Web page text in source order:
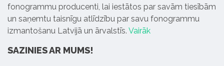
fonogrammu producenti, lai iestātos par savām tiesībām
un saņemtu taisnīgu atlīdzību par savu fonogrammu
izmantošanu Latvijā un ārvalstīs. Vairāk
SAZINIES AR MUMS!